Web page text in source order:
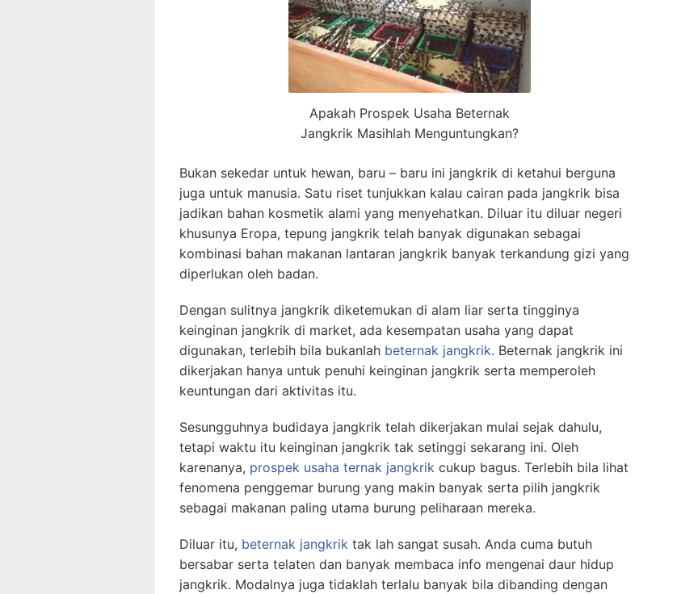
Apakah Prospek Usaha Beternak
Jangkrik Masihlah Menguntungkan?
Bukan sekedar untuk hewan, baru – baru ini jangkrik di ketahui berguna
juga untuk manusia. Satu riset tunjukkan kalau cairan pada jangkrik bisa
jadikan bahan kosmetik alami yang menyehatkan. Diluar itu diluar negeri
khusunya Eropa, tepung jangkrik telah banyak digunakan sebagai
kombinasi bahan makanan lantaran jangkrik banyak terkandung gizi yang
diperlukan oleh badan.
Dengan sulitnya jangkrik diketemukan di alam liar serta tingginya
keinginan jangkrik di market, ada kesempatan usaha yang dapat
digunakan, terlebih bila bukanlah beternak jangkrik. Beternak jangkrik ini
dikerjakan hanya untuk penuhi keinginan jangkrik serta memperoleh
keuntungan dari aktivitas itu.
Sesungguhnya budidaya jangkrik telah dikerjakan mulai sejak dahulu,
tetapi waktu itu keinginan jangkrik tak setinggi sekarang ini. Oleh
karenanya, prospek usaha ternak jangkrik cukup bagus. Terlebih bila lihat
fenomena penggemar burung yang makin banyak serta pilih jangkrik
sebagai makanan paling utama burung peliharaan mereka.
Diluar itu, beternak jangkrik tak lah sangat susah. Anda cuma butuh
bersabar serta telaten dan banyak membaca info mengenai daur hidup
jangkrik. Modalnya juga tidaklah terlalu banyak bila dibanding dengan